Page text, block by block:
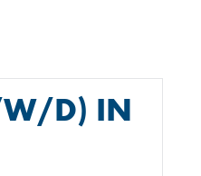
W/D) IN